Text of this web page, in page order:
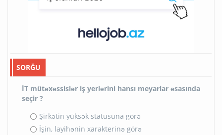
SORĞU
İT mütəxəssislər iş yerlərini hansı meyarlar əsasında
seçir ?
Şirkətin yüksək statusuna görə
İşin, layihənin xarakterinə görə